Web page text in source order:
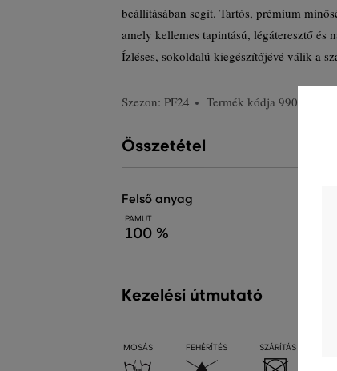
beállításában segít. Tartós, prémium
amely kellemes tapintású, légáteresztő és
Ízléses, sokoldalú kiegészítőjévé válik a
Szezon: PF24 Termék kódja 990111-
Összetétel
felső anyag
PAMUT
100 %
Kezelési útmutató
MOSÁS FEHÉRÍTÉS SZÁRÍTÁS